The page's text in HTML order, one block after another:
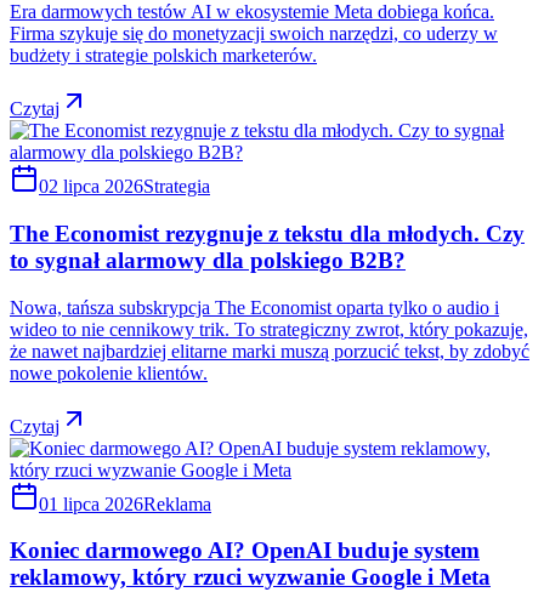
Era darmowych testów AI w ekosystemie Meta dobiega końca.
Firma szykuje się do monetyzacji swoich narzędzi, co uderzy w
budżety i strategie polskich marketerów.
Czytaj
02 lipca 2026Strategia
The Economist rezygnuje z tekstu dla młodych. Czy
to sygnał alarmowy dla polskiego B2B?
Nowa, tańsza subskrypcja The Economist oparta tylko o audio i
wideo to nie cennikowy trik. To strategiczny zwrot, który pokazuje,
że nawet najbardziej elitarne marki muszą porzucić tekst, by zdobyć
nowe pokolenie klientów.
Czytaj
01 lipca 2026Reklama
Koniec darmowego AI? OpenAI buduje system
reklamowy, który rzuci wyzwanie Google i Meta